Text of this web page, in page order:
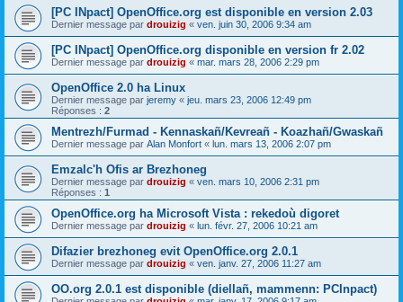
[PC INpact] OpenOffice.org est disponible en version 2.03
Dernier message par drouizig « ven. juin 30, 2006 9:34 am
[PC INpact] OpenOffice.org disponible en version fr 2.02
Dernier message par drouizig « mar. mars 28, 2006 2:29 pm
OpenOffice 2.0 ha Linux
Dernier message par jeremy « jeu. mars 23, 2006 12:49 pm
Réponses : 2
Mentrezh/Furmad - Kennaskañ/Kevreañ - Koazhañ/Gwaskañ
Dernier message par Alan Monfort « lun. mars 13, 2006 2:07 pm
Emzalc'h Ofis ar Brezhoneg
Dernier message par drouizig « ven. mars 10, 2006 2:31 pm
Réponses : 1
OpenOffice.org ha Microsoft Vista : rekedoù digoret
Dernier message par drouizig « lun. févr. 27, 2006 10:21 am
Difazier brezhoneg evit OpenOffice.org 2.0.1
Dernier message par drouizig « ven. janv. 27, 2006 11:27 am
OO.org 2.0.1 est disponible (diellañ, mammenn: PCInpact)